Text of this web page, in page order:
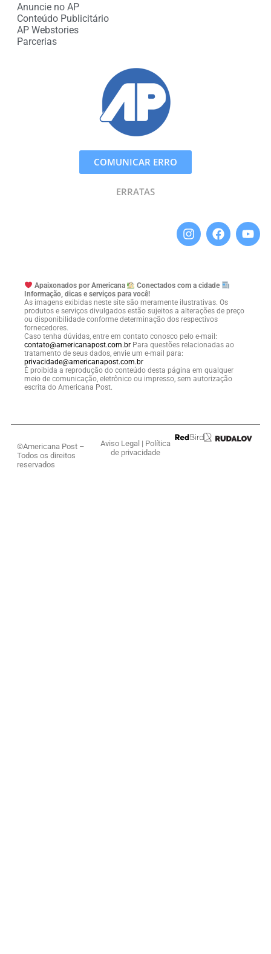
Anuncie no AP
Conteúdo Publicitário
AP Webstories
Parcerias
COMUNICAR ERRO
ERRATAS
Apaixonados por Americana
Conectados com a cidade
Informação, dicas e serviços para você!
As imagens exibidas neste site são meramente ilustrativas. Os
produtos e serviços divulgados estão sujeitos a alterações de preço
ou disponibilidade conforme determinação dos respectivos
fornecedores.
Caso tenha dúvidas, entre em contato conosco pelo e-mail:
contato@americanapost.com.br Para questões relacionadas ao
tratamento de seus dados, envie um e-mail para:
privacidade@americanapost.com.br
É proibida a reprodução do conteúdo desta página em qualquer
meio de comunicação, eletrônico ou impresso, sem autorização
escrita do Americana Post.
©Americana Post –
Todos os direitos
reservados
Aviso Legal | Política
de privacidade